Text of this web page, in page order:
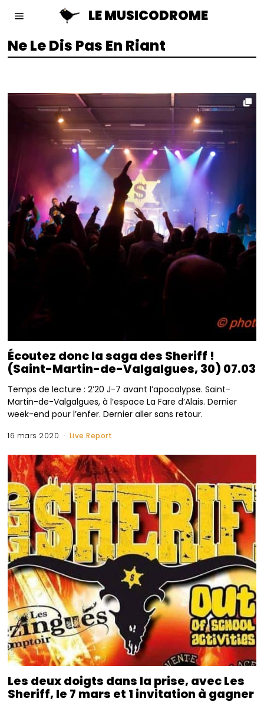
LE MUSICODROME
Ne Le Dis Pas En Riant
Écoutez donc la saga des Sheriff !
(Saint-Martin-de-Valgalgues, 30) 07.03
Temps de lecture : 2’20 J-7 avant l’apocalypse. Saint-
Martin-de-Valgalgues, à l’espace La Fare d’Alais. Dernier
week-end pour l’enfer. Dernier aller sans retour.
16 mars 2020 Live Report
Les deux doigts dans la prise, avec Les
Sheriff, le 7 mars et 1 invitation à gagner